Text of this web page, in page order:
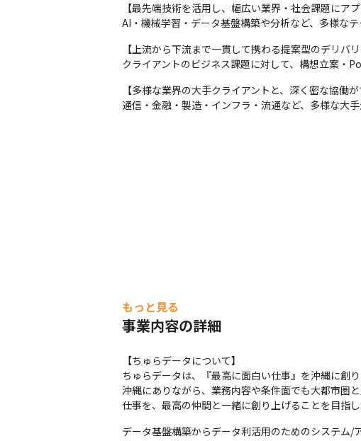
【最先端技術を活用し、幅広い業界・社会課題にアプ
AI・機械学習・データ基盤構築や分析など、多様な
【上流から下流まで一貫して携わる提案型のデリバリ
クライアントのビジネス課題に対して、構想立案・
【多様な業界の大手クライアントと、深く密な協働が
通信・金融・製造・インフラ・流通など、多様な大
もっと見る
事業内容の詳細
【ちゅらデータについて】
ちゅらデータは、『最高に面白い仕事』を沖縄に創
沖縄にありながら、業務内容や条件面でも大都市圏
仕事を、最高の仲間と一緒に創り上げることを目指し
データ基盤構築からデータ利活用のためのシステム/